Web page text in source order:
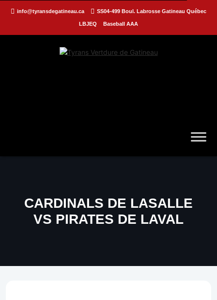
info@tyransdegatineau.ca SS04-499 Boul. Labrosse Gatineau Québec
LBJEQ Baseball AAA
CARDINALS DE LASALLE
VS PIRATES DE LAVAL